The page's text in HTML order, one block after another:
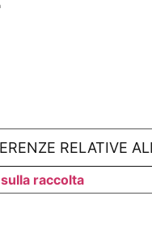
raccolta
RELATIVE